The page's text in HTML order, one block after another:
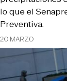
20 MARZO
lo que el
Preventiva.